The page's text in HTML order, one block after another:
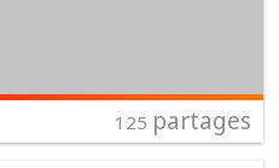
125 partages